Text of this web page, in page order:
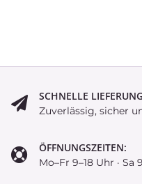
SCHNELLE
Zuverlässig, sicher
ÖFFNUNGSZEITEN:
Mo–Fr 9–18 Uhr · Sa